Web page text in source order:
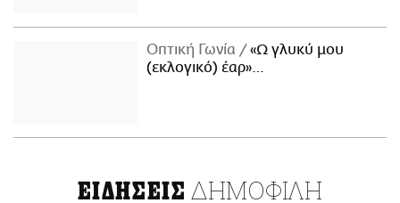
Οπτική Γωνία
«Ω γλυκύ μου
(εκλογικό) έαρ»…
ΕΙΔΗΣΕΙΣ ΔΗΜΟΦΙΛΗ